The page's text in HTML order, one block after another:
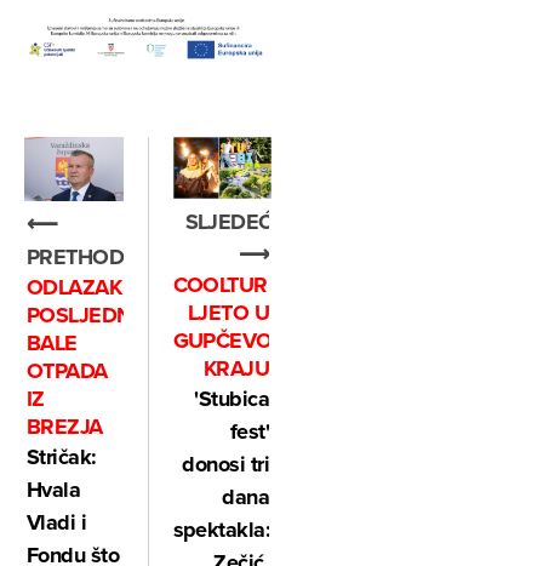
⟵
PRETHODNO
ODLAZAK
POSLJEDNJE
BALE
OTPADA
IZ
BREZJA
Stričak:
Hvala
Vladi i
Fondu što
SLJEDEĆE
⟶
COOLTURNO
LJETO U
GUPČEVOM
KRAJU
'Stubica
fest'
donosi tri
dana
spektakla: